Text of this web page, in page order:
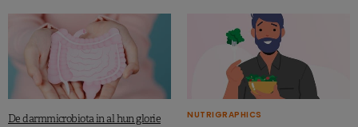
De darmmicrobiota in al hun glorie NUTRIGRAPHICS